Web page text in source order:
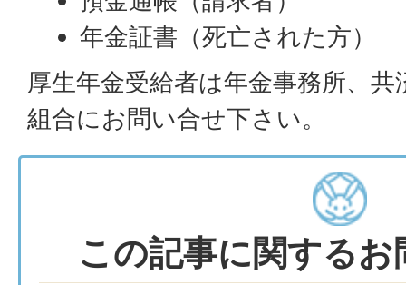
年金証書（死亡された方）
厚生年金受給者は年金事務所、
組合にお問い合せ下さい。
この記事に関する